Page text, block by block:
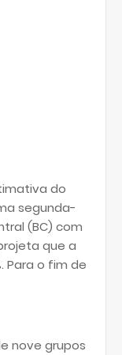
do
segunda-
(BC) com
que a
Para o fim de
nove grupos